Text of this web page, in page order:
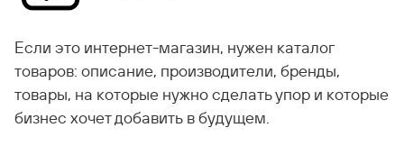
Если это интернет-магазин, нужен каталог
товаров: описание, производители, бренды,
товары, на которые нужно сделать упор и которые
бизнес хочет добавить в будущем.